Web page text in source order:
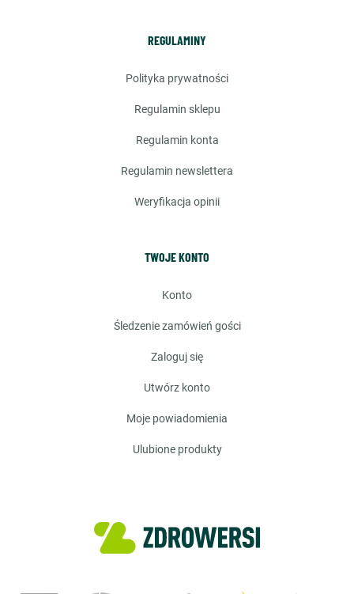
REGULAMINY
polityka prywatności
regulamin sklepu
regulamin konta
regulamin newslettera
weryfikacja opinii
TWOJE KONTO
konto
śledzenie zamówień gości
zaloguj się
utwórz konto
moje powiadomienia
ulubione produkty